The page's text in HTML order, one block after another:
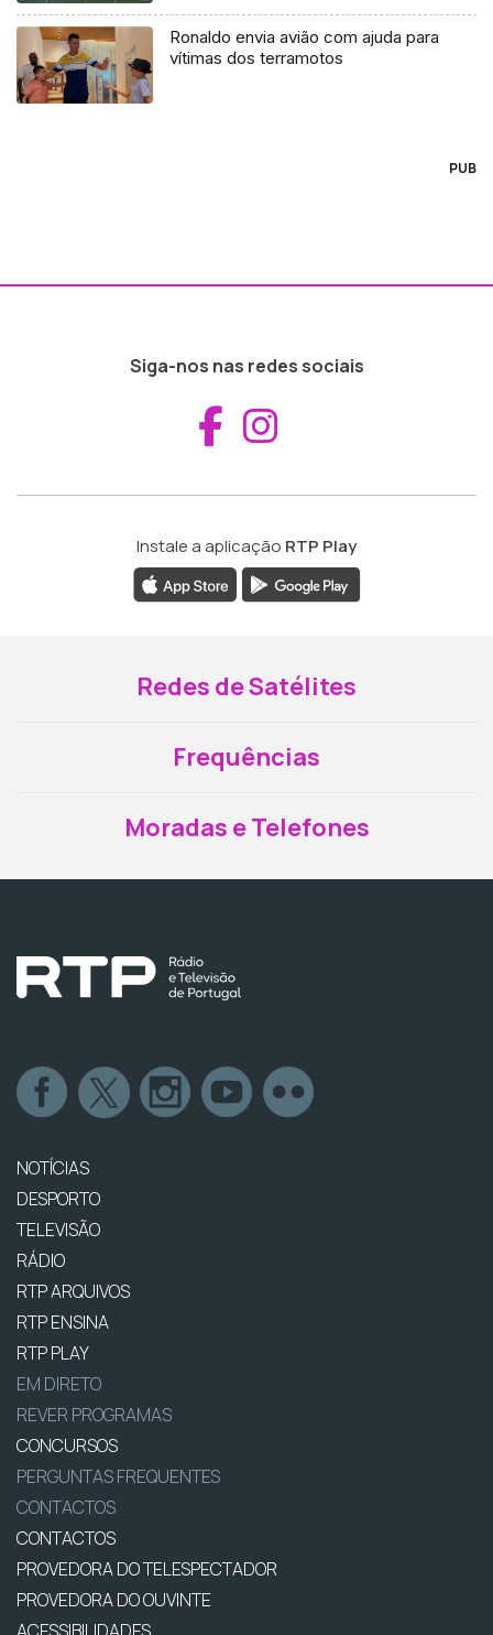
Ronaldo envia avião com ajuda para
vítimas dos terramotos
PUB
Siga-nos nas redes sociais
Aceder ao
Instale a aplicação RTP Play
Redes de Satélites
Frequências
Moradas e Telefones
NOTÍCIAS
DESPORTO
TELEVISÃO
RÁDIO
RTP ARQUIVOS
RTP ENSINA
RTP PLAY
EM DIRETO
REVER PROGRAMAS
CONCURSOS
PERGUNTAS FREQUENTES
CONTACTOS
CONTACTOS
PROVEDORA DO TELESPECTADOR
PROVEDORA DO OUVINTE